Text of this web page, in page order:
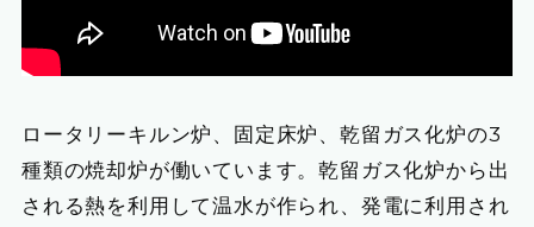
ロータリーキルン炉、固定床炉、乾留ガス化炉の3
種類の焼却炉が働いています。乾留ガス化炉から出
される熱を利用して温水が作られ、発電に利用され